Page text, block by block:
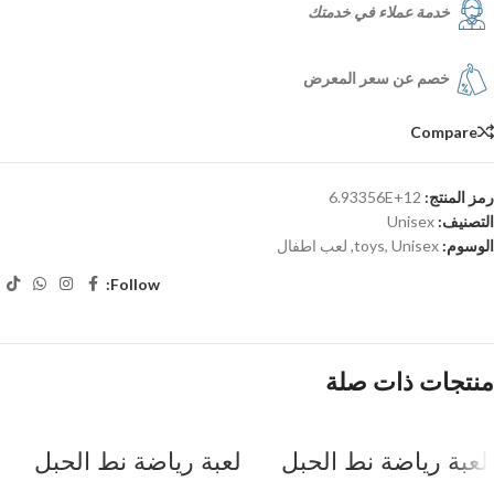
خدمة عملاء في خدمتك
خصم عن سعر المعرض
Compare
رمز المنتج: 6.93356E+12
التصنيف: Unisex
الوسوم:
toys, Unisex
, لعب اطفال
Follow:
منتجات ذات صلة
لعبة رياضة نط الحبل
لعبة رياضة نط الحبل